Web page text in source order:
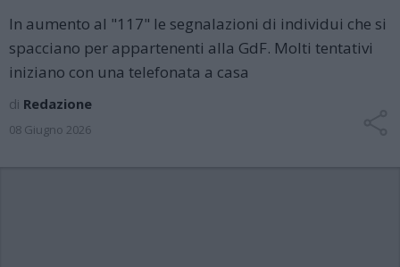
In aumento al "117" le segnalazioni di individui che si
spacciano per appartenenti alla GdF. Molti tentativi
iniziano con una telefonata a casa
di Redazione
08 Giugno 2026